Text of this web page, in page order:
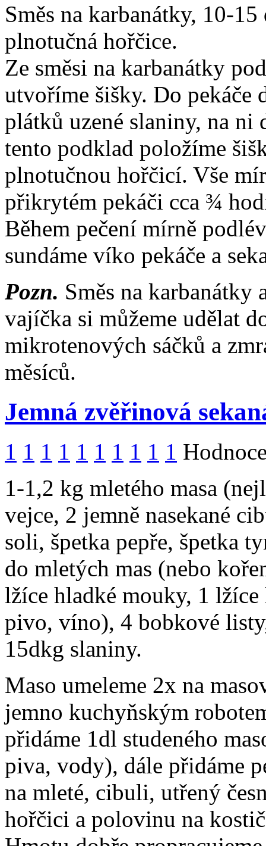
Směs na karbanátky, 10-
plnotučná hořčice.
Ze směsi na karbanátky
utvoříme šišky. Do pekáče
plátků uzené slaniny, na ni
tento podklad položíme
plnotučnou hořčicí. Vše
přikrytém pekáči cca ¾
Během pečení mírně
sundáme víko pekáče a
Pozn. Směs na karbanátky
vajíčka si můžeme udělat
mikrotenových sáčků a
měsíců.
Jemná zvěřinová
1 1 1 1 1 1 1 1 1 1
1-1,2 kg mletého masa
vejce, 2 jemně nasekané
soli, špetka pepře, špetka
do mletých mas (nebo
lžíce hladké mouky, 1
pivo, víno), 4 bobkové
15dkg slaniny.
Maso umeleme 2x na
jemno kuchyňským
přidáme 1dl studeného
piva, vody), dále přidáme
na mleté, cibuli, utřený
hořčici a polovinu na